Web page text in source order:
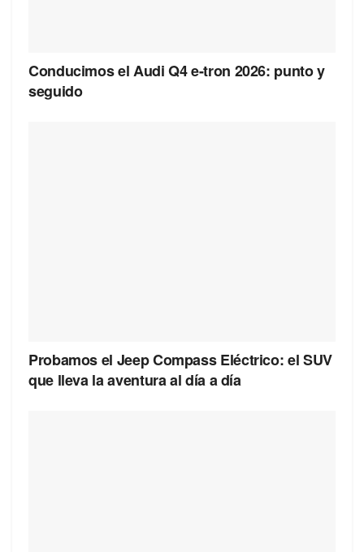
Conducimos el Audi Q4 e-tron 2026: punto y
seguido
Probamos el Jeep Compass Eléctrico: el SUV
que lleva la aventura al día a día